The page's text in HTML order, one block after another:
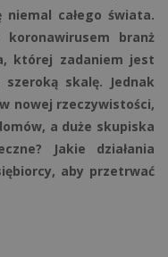
niemal całego świata.
branż
której zadaniem jest
skalę. Jednak
nowej rzeczywistości,
a duże skupiska
Jakie działania
aby przetrwać